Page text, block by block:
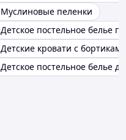
Муслиновые пеленки
Детское постельное белье
Детские кровати с бортиками
Детское постельное белье